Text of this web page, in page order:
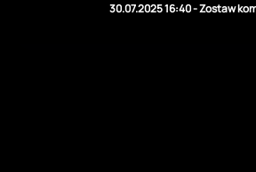
30.07.2025 16:40-Zostaw